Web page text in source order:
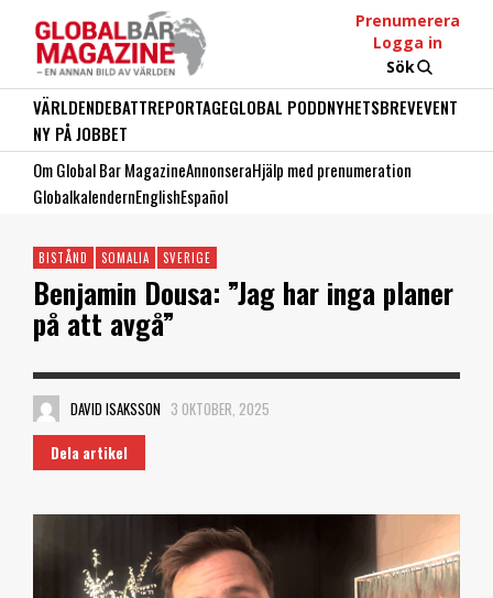
Prenumerera
Logga in
Sök
VÄRLDENDEBATTREPORTAGEGLOBAL PODDNYHETSBREVEVENT
NY PÅ JOBBET
Om Global Bar MagazineAnnonseraHjälp med prenumeration
GlobalkalendernEnglishEspañol
BISTÅND SOMALIA SVERIGE
Benjamin Dousa: ”Jag har inga planer
på att avgå”
DAVID ISAKSSON 3 OKTOBER, 2025
Dela artikel